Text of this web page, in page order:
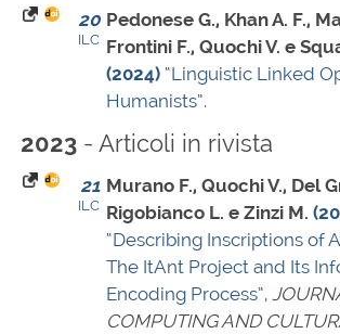
20
ILC
Pedonese G., Khan A. F.,
Frontini F., Quochi V. e
(2024) “Linguistic Linked
Humanists”.
2023 - Articoli in rivista
21
ILC
Murano F., Quochi V., Del
Rigobianco L. e Zinzi M.
“Describing Inscriptions of
The ItAnt Project and Its
Encoding Process”,
COMPUTING AND